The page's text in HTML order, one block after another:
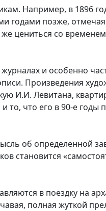
Например, в 1896
годами позже,
же цениться со
и особенно
Произведения
И.И. Левитана,
что его в 90-е годы
об определенной
становится
в поездку на
полная жуткой